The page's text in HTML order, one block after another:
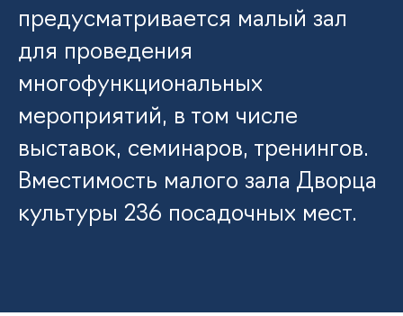
предусматривается малый зал
для проведения
многофункциональных
мероприятий, в том числе
выставок, семинаров, тренингов.
Вместимость малого зала Дворца
культуры 236 посадочных мест.